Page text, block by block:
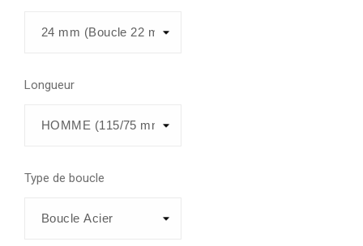
Longueur
Type de boucle